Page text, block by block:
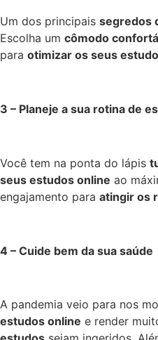
Um dos principais segredos
Escolha um cômodo
para otimizar os seus
3 – Planeje a sua rotina de
Você tem na ponta do lápis
seus estudos online ao
engajamento para atingir os
4 – Cuide bem da sua saúde
A pandemia veio para nos
estudos online e render